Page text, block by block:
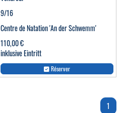
9/16
Centre de Natation 'An der Schwemm'
110,00 €
inklusive Eintritt
Réserver
1